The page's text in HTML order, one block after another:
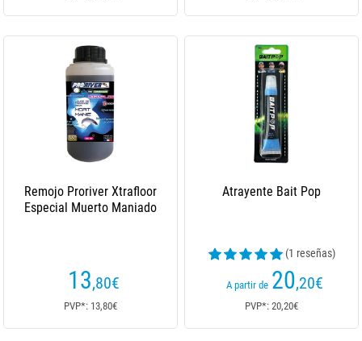
Remojo Proriver Xtrafloor
Especial Muerto Maniado
13,80€
PVP*: 13,80€
Atrayente Bait Pop
(1 reseñas)
A partir de 20,20€
PVP*: 20,20€